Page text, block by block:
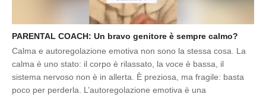
PARENTAL COACH: Un bravo genitore è sempre calmo?
Calma e autoregolazione emotiva non sono la stessa cosa. La
calma è uno stato: il corpo è rilassato, la voce è bassa, il
sistema nervoso non è in allerta. È preziosa, ma fragile: basta
poco per perderla. L’autoregolazione emotiva è una